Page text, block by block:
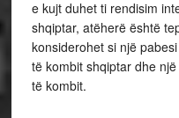
e kujt duhet ti rendisim
shqiptar, atëherë është
konsiderohet si një
të kombit shqiptar dhe
të kombit.